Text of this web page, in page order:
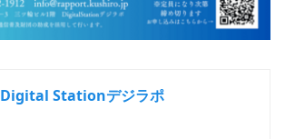
Digital Stationデジラポ